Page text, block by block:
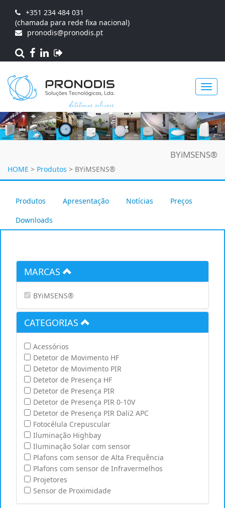
+351 234 484 031
(chamada para rede fixa nacional)
pronodis@pronodis.pt
BYiMSENS®
HOME > Produtos > BYiMSENS®
Produtos Apresentação Notícias
Preços
Downloads
MARCAS
BYiMSENS®
CATEGORIAS
Acessórios
Detetor de Movimento HF
Detetor de Movimento PIR
Detetor de Presença HF
Detetor de Presença PIR
Detetor de Presença PIR 0-10V
Detetor de Presença PIR Dali2 APC
Fotocélula Crepuscular
Iluminação Highbay
Iluminação Solar com sensor
Plafons com sensor de Alta Frequência
Plafons com sensor de Infravermelhos
Projetores
Sensor de Proximidade